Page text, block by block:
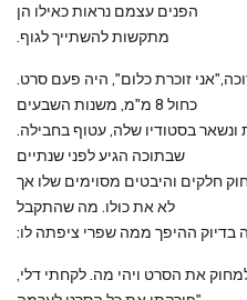
הפנים עצמם נראות כאילו הן
.מתקשות להשתייך לגוף
.סרט הוידאו/אנימציה המוצג בתערוכה,"אני זוכרת כלום", היה פעם סרט
כחול 8 מ"מ, משנות השבעים
.הוא נרכש ב 'איביי' על ידי האמנית ונשאר בסטודיו שלה, עטוף בחבילה
שבתוכה הגיע לפני שנתיים
חלקים והיבטים מסוימים שלו אך
לא את כולו. מה שהתקבל
בדיוק ההיפך ממה שפרי ציפתה לו
את הסרט ויהי מה. לקחתי דלי,